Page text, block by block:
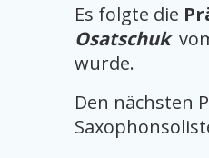
Es folgte die
Osatschuk
wurde.
Den nächsten